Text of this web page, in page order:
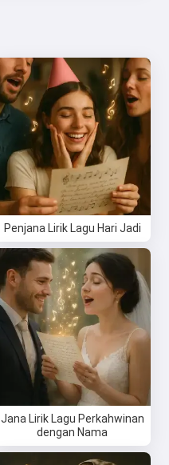
Penjana Lirik Lagu Hari Jadi
Jana Lirik Lagu Perkahwinan
dengan Nama